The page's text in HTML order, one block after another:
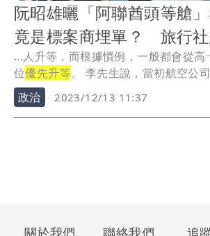
阮昭雄曬「阿聯酋頭等艙」
竟是標案商埋單？ 旅行
...人升等，而根據慣例，一般都會從
位優先升等。 李先生說，當初航空公司也講得很清
楚，...
政治 2023/12/13 11:37
關於我們 聯絡我們 追